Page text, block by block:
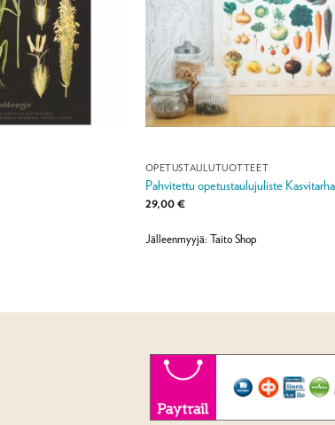
OPETUSTAULUTUOTTEET
Pahvitettu opetustaulujuliste Kasvitarha
29,00€
Jälleenmyyjä: Taito Shop